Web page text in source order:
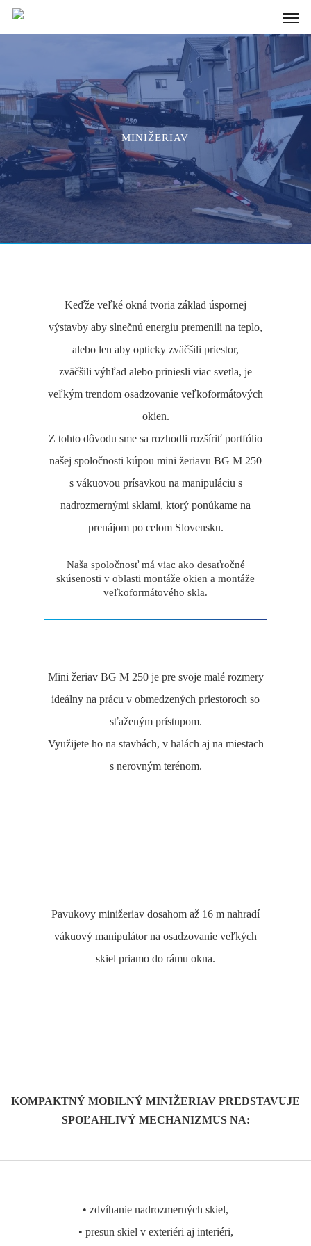
Skip
main
MINIŽERIAV
Keďže veľké okná tvoria základ úspornej
výstavby aby slnečnú energiu premenili na teplo,
alebo len aby opticky zväčšili priestor,
zväčšili výhľad alebo priniesli viac svetla, je
veľkým trendom osadzovanie veľkoformátových
okien.
Z tohto dôvodu sme sa rozhodli rozšíriť portfólio
našej spoločnosti kúpou mini žeriavu BG M 250
s vákuovou prísavkou na manipuláciu s
nadrozmernými sklami, ktorý ponúkame na
prenájom po celom Slovensku.
Naša spoločnosť má viac ako desaťročné
skúsenosti v oblasti montáže okien a montáže
veľkoformátového skla.
Mini žeriav BG M 250 je pre svoje malé rozmery
ideálny na prácu v obmedzených priestoroch so
sťaženým prístupom.
Využijete ho na stavbách, v halách aj na miestach
s nerovným terénom.
Pavukovy minižeriav dosahom až 16 m nahradí
vákuový manipulátor na osadzovanie veľkých
skiel priamo do rámu okna.
KOMPAKTNÝ MOBILNÝ MINIŽERIAV PREDSTAVUJE
SPOĽAHLIVÝ MECHANIZMUS NA:
• zdvíhanie nadrozmerných skiel,
• presun skiel v exteriéri aj interiéri,